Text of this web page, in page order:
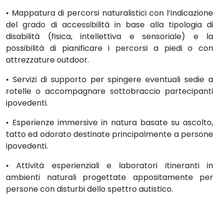
• Mappatura di percorsi naturalistici con l’indicazione
del grado di accessibilità in base alla tipologia di
disabilità (fisica, intellettiva e sensoriale) e la
possibilità di pianificare i percorsi a piedi o con
attrezzature outdoor.
• Servizi di supporto per spingere eventuali sedie a
rotelle o accompagnare sottobraccio partecipanti
ipovedenti.
• Esperienze immersive in natura basate su ascolto,
tatto ed odorato destinate principalmente a persone
ipovedenti.
• Attività esperienziali e laboratori itineranti in
ambienti naturali progettate appositamente per
persone con disturbi dello spettro autistico.